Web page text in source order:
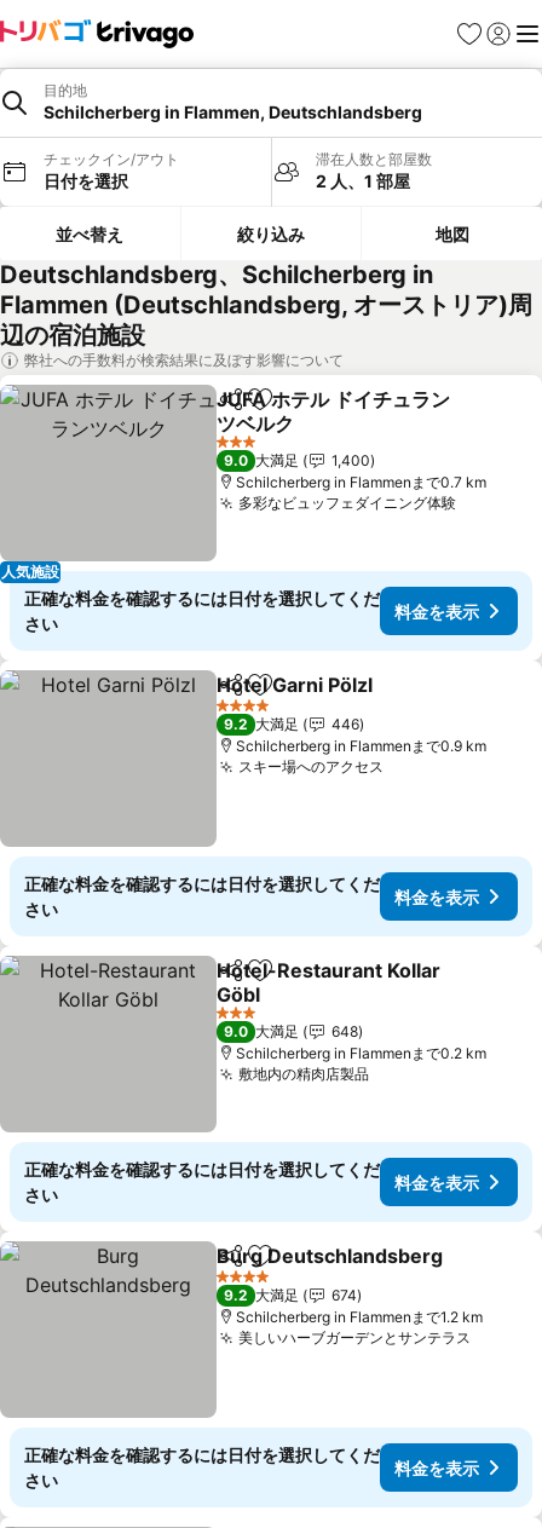
お気に入り
ログイ
メ
目的地
Schilcherberg in Flammen, Deutschlandsberg
チェックイン/アウト
日付を選択
滞在人数と部屋数
2 人、1 部屋
並べ替え 絞り込み 地図
Deutschlandsberg、Schilcherberg in
Flammen (Deutschlandsberg, オーストリア)周
辺の宿泊施設
弊社への手数料が検索結果に及ぼす影響について
人気施設
シェアお気に入りに追加
JUFA ホテル ドイチュラン
ツベルク
料金を表示
3 ホテルのランク
9.0 大満足
1,400
Schilcherberg in Flammenまで0.7 km
多彩なビュッフェダイニング体験料金を表
正確な料金を確認するには日付を選択してくだ
さい
料金を表示
シェアお気に入りに追加
Hotel Garni Pölzl
4 ホテルのランク
9.2 大満足
446
Schilcherberg in Flammenまで0.9 km
スキー場へのアクセス
正確な料金を確認するには日付を選択してくだ
さい
料金を表示
シェアお気に入りに追加
Hotel-Restaurant Kollar
Göbl
料金を表示
3 ホテルのランク
9.0 大満足
648
Schilcherberg in Flammenまで0.2 km
敷地内の精肉店製品料金を表示
正確な料金を確認するには日付を選択してくだ
さい
料金を表示
シェアお気に入りに追加
Burg Deutschlandsberg
4 ホテルのランク
9.2 大満足
674
Schilcherberg in Flammenまで1.2 km
美しいハーブガーデンとサンテラス
正確な料金を確認するには日付を選択してくだ
さい
料金を表示